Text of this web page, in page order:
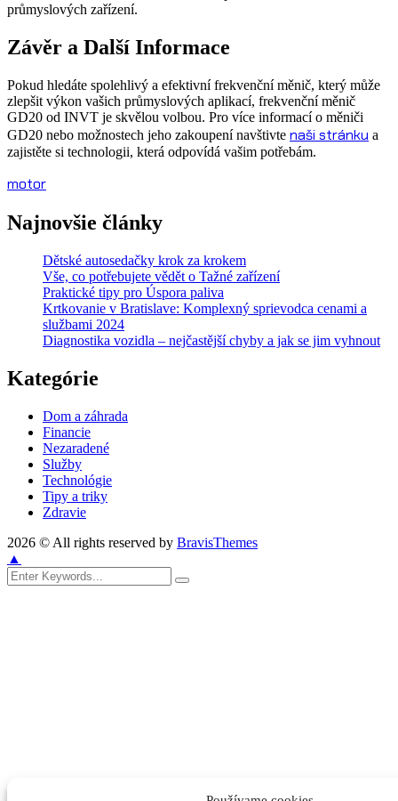
průmyslových zařízení.
Závěr a Další Informace
Pokud hledáte spolehlivý a efektivní frekvenční měnič, který může
zlepšit výkon vašich průmyslových aplikací, frekvenční měnič
GD20 od INVT je skvělou volbou. Pro více informací o měniči
GD20 nebo možnostech jeho zakoupení navštivte naši stránku a
zajistěte si technologii, která odpovídá vašim potřebám.
motor
Najnovšie články
Dětské autosedačky krok za krokem
Vše, co potřebujete vědět o Tažné zařízení
Praktické tipy pro Úspora paliva
Krtkovanie v Bratislave: Komplexný sprievodca cenami a
službami 2024
Diagnostika vozidla – nejčastější chyby a jak se jim vyhnout
Kategórie
Dom a záhrada
Financie
Nezaradené
Služby
Technológie
Tipy a triky
Zdravie
2026 © All rights reserved by BravisThemes
▲